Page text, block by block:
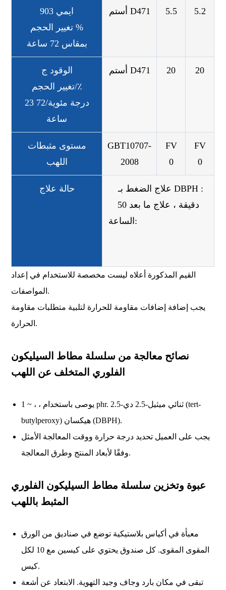
ايمي 903
تغيير الحجم %
بمقاس 72 ساعة
أستم D471 5.5 5.2
الوقود ج
تغيير الحجم/٪
23 درجة مئوية/72
ساعة
أستم D471 20 20
مستوى مثبطات
اللهب
GBT10707-
2008
FV
0
FV
0
حالة علاج
‎ ‎ ‎ علاج الضغط بـ DBPH ‏: ‎
50 دقيقة ، علاج ما بعد
الساعة: ‎ ‎ ‎ ‎ ‎ ‎ ‎ ‎ ‎ ‎ ‎ ‎ ‎ ‎ ‎ ‎ ‎ ‎ ‎ ‎ ‎ ‎ ‎ ‎ ‎ ‎ ‎ ‎
القيم المذكورة أعلاه ليست مخصصة للاستخدام في إعداد
المواصفات.
يجب إضافة إضافات مقاومة للحرارة لتلبية متطلبات مقاومة
الحرارة.
نصائح معالجة من سلسلة مطاط السيليكون
الفلوري المتخلف عن اللهب
يوصى باستخدام ، ، ~ 1 phr. 2.5-ثنائي ميثيل-2.5 دي (tert-
butylperoxy) هيكسان (DBPH).
يجب على العميل تحديد درجة حرارة ووقت المعالجة الأمثل
وفقًا لأبعاد المنتج وطرق المعالجة.
عبوة وتخزين سلسلة مطاط السيليكون الفلوري
المثبط باللهب
معبأة في أكياس بلاستيكية توضع في صناديق من الورق
المقوى المقوى. كل صندوق يحتوي على كيسين مع 10 لكل
كيس.
تبقى في مكان بارد وجاف وجيد التهوية. الابتعاد عن أشعة